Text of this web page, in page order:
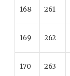
168 261
169 262
170 263